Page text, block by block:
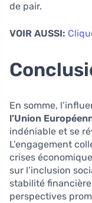
de pair.
VOIR AUSSI:
En somme,
l’Union
indéniable et se
L’engagement
crises
sur l’inclusion
stabilité
perspectives